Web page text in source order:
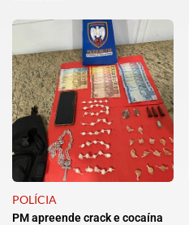
POLÍCIA
PM apreende crack e cocaína